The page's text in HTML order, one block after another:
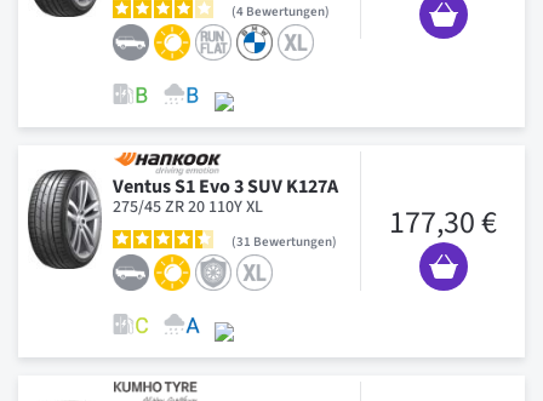
4 Bewertungen
Ventus S1 Evo 3 SUV K127A
275/45 ZR 20 110Y XL
31 Bewertungen 177,30 €